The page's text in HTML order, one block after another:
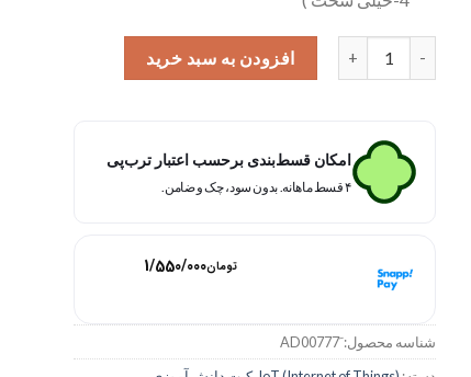
کیت سرگرمی الکترونیکی گلخانه هوشمند سخنگو جهت آبیاری گلها مدل AD00777 مهندسیکا عدد
افزودن به سبد خرید
امکان قسط‌بندی برحسب اعتبار ترب‌پی
۴ قسط ماهانه. بدون سود، چک و ضامن.
تومان1/550/000
شناسه محصول: